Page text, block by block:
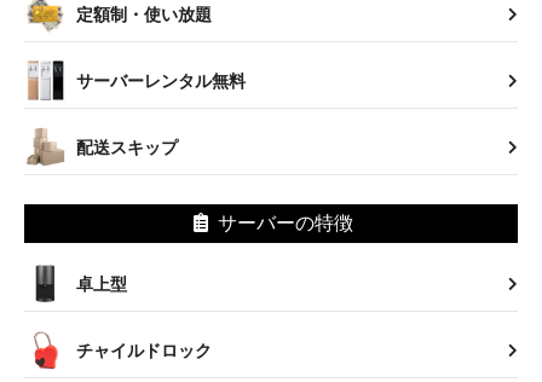
定額制・使い放題
サーバーレンタル無料
配送スキップ
サーバーの特徴
卓上型
チャイルドロック